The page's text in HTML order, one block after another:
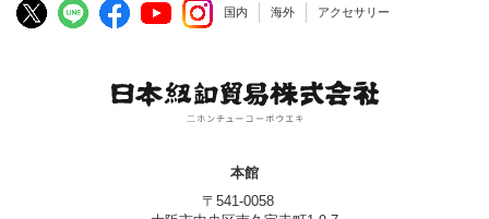
国内 海外 アクセサリー
本館
〒541-0058